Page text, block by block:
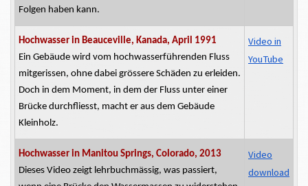
Folgen haben kann.
Hochwasser in Beauceville, Kanada, April 1991
Ein Gebäude wird vom hochwasserführenden Fluss
mitgerissen, ohne dabei grössere Schäden zu erleiden.
Doch in dem Moment, in dem der Fluss unter einer
Brücke durchfliesst, macht er aus dem Gebäude
Kleinholz.
Video in
YouTube
Hochwasser in Manitou Springs, Colorado, 2013
Dieses Video zeigt lehrbuchmässig, was passiert,
Video
download